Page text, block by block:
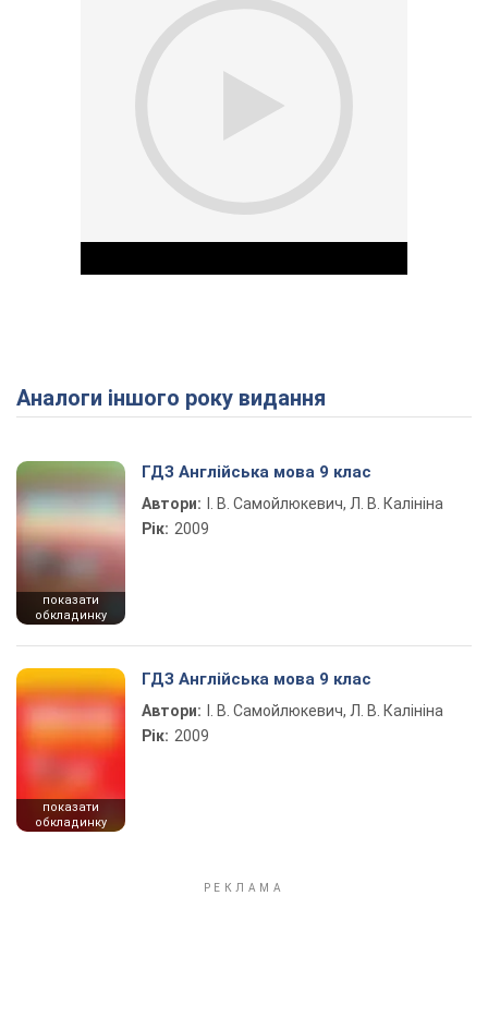
Play Video
Аналоги іншого року видання
показати
обкладинку
ГДЗ Англійська мова 9 клас
Автори:
І. В. Самойлюкевич, Л. В. Калініна
Рік: 2009
показати
обкладинку
ГДЗ Англійська мова 9 клас
Автори:
І. В. Самойлюкевич, Л. В. Калініна
Рік: 2009